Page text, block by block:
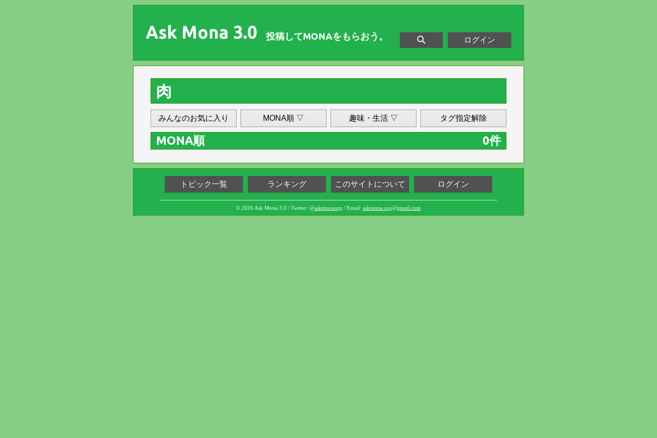
Ask Mona 3.0 投稿してMONAをもらおう。 ログイン
肉
みんなのお気に入り MONA順 ▽ 趣味・生活 ▽ タグ指定解除
MONA順 0件
トピック一覧 ランキング このサイトについて ログイン
© 2026 Ask Mona 3.0 / Twitter: @askmonaorg / Email: askmona.org@gmail.com